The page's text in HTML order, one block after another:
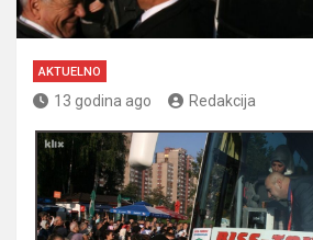
AKTUELNO
13 godina ago Redakcija